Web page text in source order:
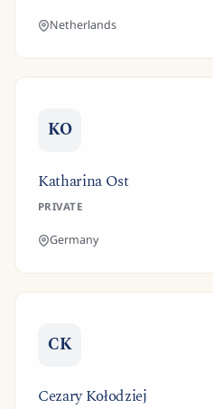
Netherlands
KO
Katharina Ost
PRIVATE
Germany
CK
Cezary Kołodziej